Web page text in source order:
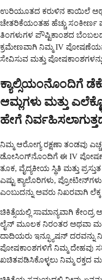
ಉರಿಯೂತದ ಕರುಳಿನ ಕಾಯಿಲೆ
ಚೇತರಿಕೆಯಂತಹ ಹೆಚ್ಚು ಸಂಕೀರ್ಣ
ತಿಂಗಳುಗಳ ಪೌಷ್ಟಿಕಾಂಶದ ಬೆಂಬಲದ
ಕ್ರಮೇಣವಾಗಿ ನಿಮ್ಮ IV
ಸೇವಿಸುವ ಮತ್ತು
ಕ್ಯಾಲ್ಸಿಯಂನೊಂದಿಗೆ
ಆಮ್ಲಗಳು ಮತ್ತು
ಹೇಗೆ
ನಿಮ್ಮ ಆರೋಗ್ಯ ರಕ್ಷಣಾ ತಂಡವು
ಡೋಸಿಂಗ್‌ನೊಂದಿಗೆ ಈ IV ಪೋಷಣಾ
ತೂಕ, ವೈದ್ಯಕೀಯ ಸ್ಥಿತಿ ಮತ್ತು
ಎಷ್ಟು ಕ್ಯಾಲೊರಿಗಳು,
ಎಂಬುದನ್ನು ಅವರು ನಿಖರವಾಗಿ ಲೆಕ್ಕ
ಚಿಕಿತ್ಸೆಯಲ್ಲಿ ಸಾಮಾನ್ಯವಾಗಿ
ಲೈನ್ ಮೂಲಕ ನಿರಂತರ ಅಥವಾ
ದಾದಿಯರು ಇನ್ಫ್ಯೂಷನ್ ದರವನ್ನು
ಪೋಷಕಾಂಶಗಳಿಗೆ ನಿಮ್ಮ ದೇಹವು
ಖಚಿತಪಡಿಸಿಕೊಳ್ಳಲು ನಿಮ್ಮ ರಕ್ತದ